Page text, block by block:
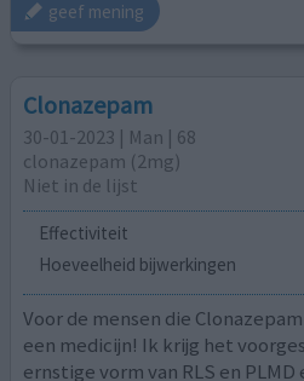
geef mening
Clonazepam
30-01-2023 | Man | 68
clonazepam (2mg)
Niet in de lijst
Effectiviteit
Hoeveelheid bijwerkingen
Voor de mensen die
een medicijn! Ik krijg het
ernstige vorm van RLS en